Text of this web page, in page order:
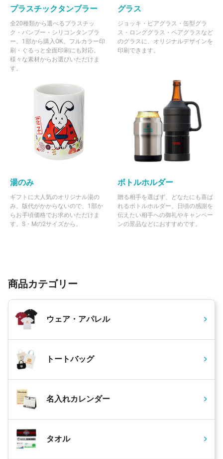
プラスチックタンブラー
全20種類から選べるプラスチッ
ク・バンブー・シリコンタンブラ
ー。1部から購入OK。フルカラー印
刷・ぐるっと全面印刷にも対応。
様々な素材からお選びいただけま
す。
グラス
ジョッキ・ビアグラス・缶型グラ
ス・ロンググラス・ペアグラスなど
のグラスに、オリジナルデザインを
印刷できます。
湯のみ
ギフトに大人気のオリジナル湯の
み。版代がかからないので、1部か
らお手頃価格でお求めいただけま
す。S・Mの2サイズから。
ボトルホルダー
贈る相手を選ばず、どなたにも喜ば
れるボトルホルダー。日頃の感謝を
伝えたい相手への御礼やキャンペー
ンの景品などにおすすめです。
商品カテゴリー
ウェア・アパレル
トートバッグ
名入れカレンダー
タオル